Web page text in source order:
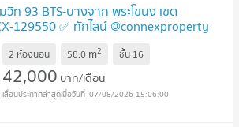
วิท 93 BTS-บางจาก พระโขนง เขต
129550 ✅ ทักไลน์ @connexproperty
ชีพ ✅
2 ห้องนอน 58.0 m2 ชั้น 16
42,000 บาท/เดือน
07/08/2026 15:06:00